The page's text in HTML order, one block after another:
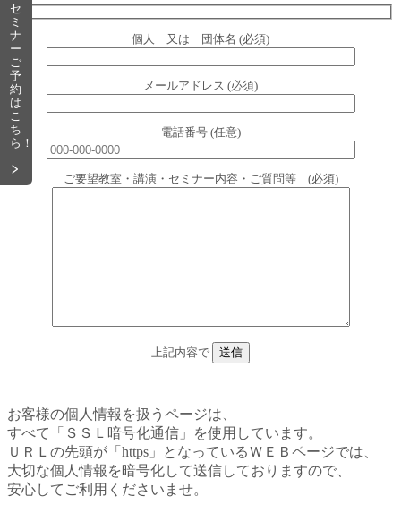
セ
ミ
ナ
ー
ご
予
約
は
こ
ち
ら！
個人 又は 団体名 (必須)
メールアドレス (必須)
電話番号 (任意)
ご要望教室・講演・セミナー内容・ご質問等 (必須)
上記内容で
お客様の個人情報を扱うページは、
すべて「ＳＳＬ暗号化通信」を使用しています。
ＵＲＬの先頭が「https」となっているＷＥＢページでは、
大切な個人情報を暗号化して送信しておりますので、
安心してご利用くださいませ。